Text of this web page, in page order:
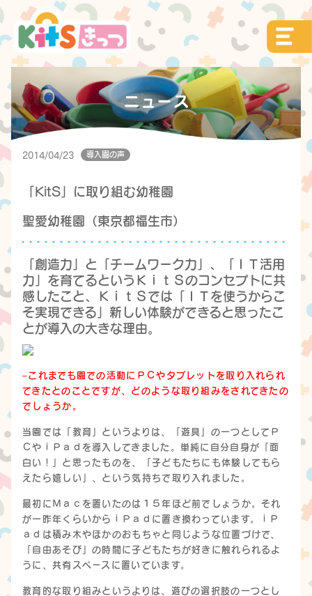
2014/04/23 導入園の声
「KitS」に取り組む幼稚園
聖愛幼稚園（東京都福生市）
「創造力」と「チームワーク力」、「ＩＴ活用
力」を育てるというＫｉｔＳのコンセプトに共
感したこと、ＫｉｔＳでは「ＩＴを使うからこ
そ実現できる」新しい体験ができると思ったこ
とが導入の大きな理由。
–これまでも園での活動にＰＣやタブレットを取り入れられ
てきたとのことですが、どのような取り組みをされてきたの
でしょうか。
当園では「教育」というよりは、「遊具」の一つとしてＰ
ＣやｉＰａｄを導入してきました。単純に自分自身が「面
白い！」と思ったものを、「子どもたちにも体験してもら
えたら嬉しい」、という気持ちで取り入れました。
最初にＭａｃを置いたのは１５年ほど前でしょうか。それ
が一昨年くらいからｉＰａｄに置き換わっています。ｉＰ
ａｄは積み木やほかのおもちゃと同じような位置づけで、
「自由あそび」の時間に子どもたちが好きに触れられるよ
うに、共有スペースに置いています。
教育的な取り組みというよりは、遊びの選択肢の一つとし